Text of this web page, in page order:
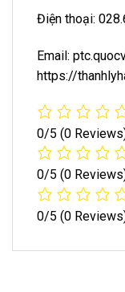
Điện thoại:
Email:
https://
0/5 (0
0/5 (0
0/5 (0